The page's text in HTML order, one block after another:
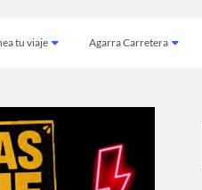
tu viaje Agarra Carretera